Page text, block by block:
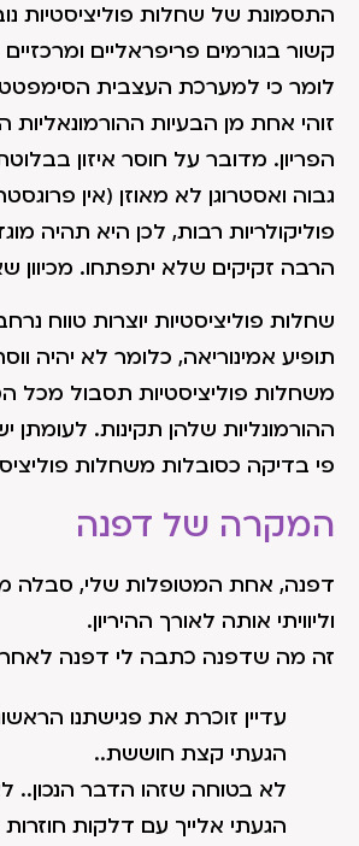
התסמונת של שחלות פוליציסטיות
קשור בגורמים פריפראליים
לומר כי למערכת העצבית
זוהי אחת מן הבעיות ההורמונאליות
גבוה ואסטרוגן לא מאוזן (אין
פוליקולריות רבות, לכן היא תהיה
הרבה זקיקים שלא יתפתחו. מכיוון
שחלות פוליציסטיות יוצרות טווח
תופיע אמינוריאה, כלומר לא יהיה
משחלות פוליציסטיות תסבול מכל
פי בדיקה כסובלות משחלות
המקרה של דפנה
דפנה, אחת המטופלות שלי, סבלה
וליוויתי אותה לאורך ההיריון.
זה מה שדפנה כתבה לי דפנה לאחר
עדיין זוכרת את פגישתנו
הגעתי קצת חוששת..
לא בטוחה שזהו הדבר הנכון..
הגעתי אלייך עם דלקות